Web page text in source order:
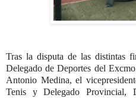
Tras la disputa de las distintas
Delegado de Deportes del
Antonio Medina, el
Tenis y Delegado Provincial,